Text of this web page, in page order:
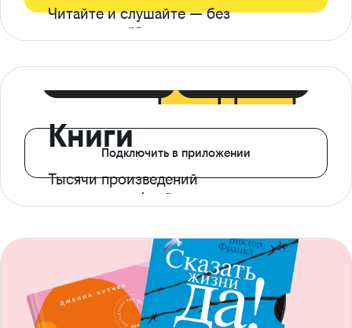
Читайте и слушайте — без
ограничений*
Книги
Тысячи произведений
с доступом офлайн
Подключить в приложении